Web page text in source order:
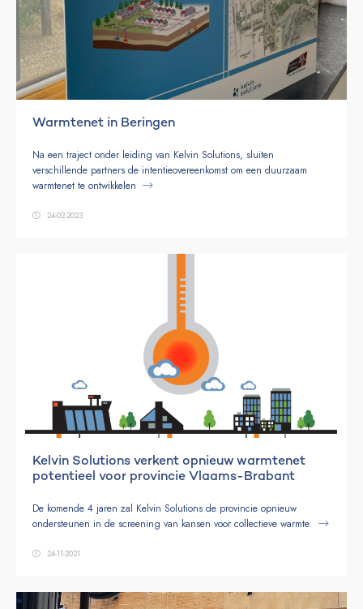
Warmtenet in Beringen
Na een traject onder leiding van Kelvin Solutions, sluiten
verschillende partners de intentieovereenkomst om een duurzaam
warmtenet te ontwikkelen
24-02-2023
Kelvin Solutions verkent opnieuw warmtenet
potentieel voor provincie Vlaams-Brabant
De komende 4 jaren zal Kelvin Solutions de provincie opnieuw
ondersteunen in de screening van kansen voor collectieve warmte.
24-11-2021